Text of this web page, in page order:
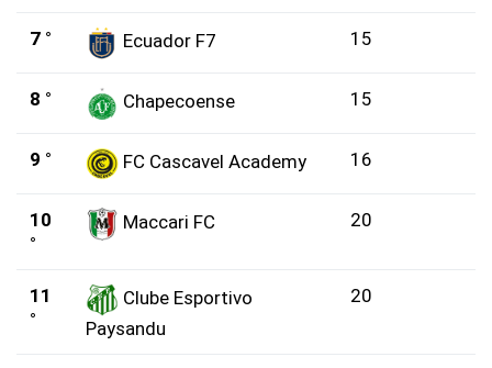
7 ° Ecuador F7 15
8 ° Chapecoense 15
9 ° FC Cascavel Academy 16
10
°
Maccari FC 20
11
°
Clube Esportivo
Paysandu
20